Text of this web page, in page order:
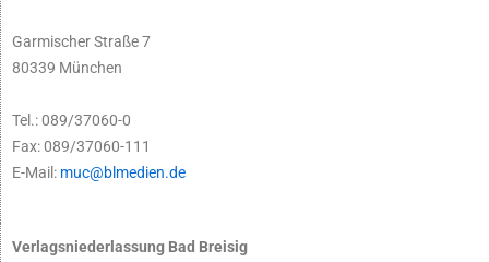
Garmischer Straße 7
80339 München
Tel.: 089/37060-0
Fax: 089/37060-111
E-Mail: muc@blmedien.de
Verlagsniederlassung Bad Breisig